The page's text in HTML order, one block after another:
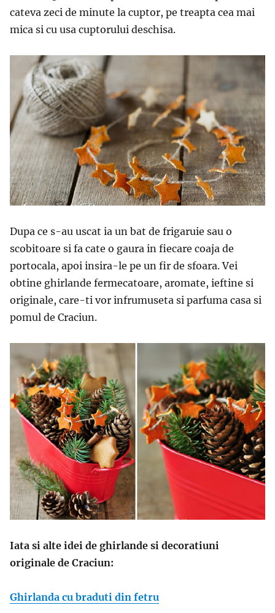
cateva zeci de minute la cuptor, pe treapta cea mai
mica si cu usa cuptorului deschisa.
Dupa ce s-au uscat ia un bat de frigaruie sau o
scobitoare si fa cate o gaura in fiecare coaja de
portocala, apoi insira-le pe un fir de sfoara. Vei
obtine ghirlande fermecatoare, aromate, ieftine si
originale, care-ti vor infrumuseta si parfuma casa si
pomul de Craciun.
Iata si alte idei de ghirlande si decoratiuni
originale de Craciun:
Ghirlanda cu braduti din fetru